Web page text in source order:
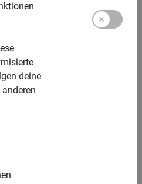
deine
12 Jahre
8€ Aufpreis